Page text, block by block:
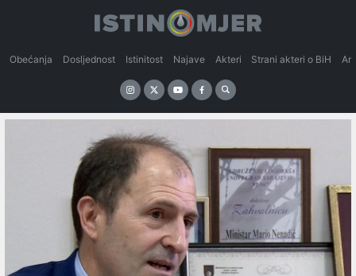
Obećanja Dosljednost Istinitost Najave Akteri Strani akteri o BiH